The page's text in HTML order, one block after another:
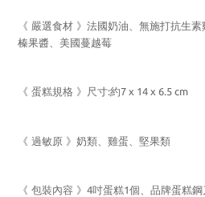
《 嚴選食材 》 法國奶油、無施打抗生
榛果醬、美國蔓越莓
《 蛋糕規格 》尺寸:約7 x 14 x 6.5 cm
《 過敏原 》奶類、雞蛋、堅果類
《 包裝內容 》 4吋蛋糕1個、品牌蛋糕鋼